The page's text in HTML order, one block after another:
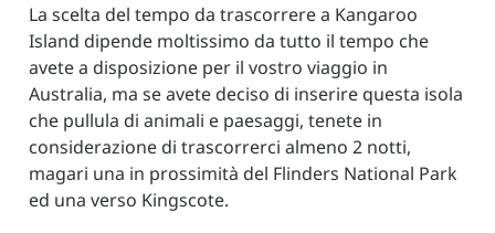
La scelta del tempo da trascorrere a Kangaroo
Island dipende moltissimo da tutto il tempo che
avete a disposizione per il vostro viaggio in
Australia, ma se avete deciso di inserire questa isola
che pullula di animali e paesaggi, tenete in
considerazione di trascorrerci almeno 2 notti,
magari una in prossimità del Flinders National Park
ed una verso Kingscote.